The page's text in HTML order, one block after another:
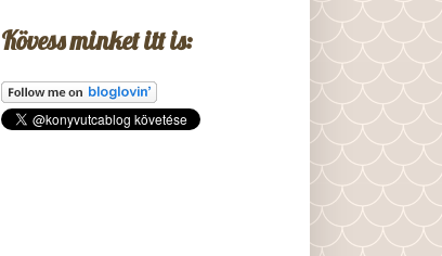
Kövess minket itt is: